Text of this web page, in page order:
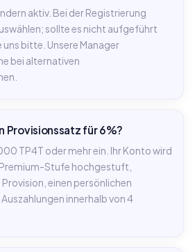
aktiv. Bei der Registrierung
sollte es nicht aufgeführt
bitte. Unsere Manager
bei alternativen
Provisionssatz für 6%?
TP4T oder mehr ein. Ihr Konto wird
Stufe hochgestuft,
einen persönlichen
innerhalb von 4